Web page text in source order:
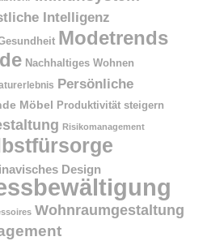
Intelligenz
Modetrends
Nachhaltiges Wohnen
Persönliche
Möbel Produktivität steigern
Risikomanagement
Design
Wohnraumgestaltung